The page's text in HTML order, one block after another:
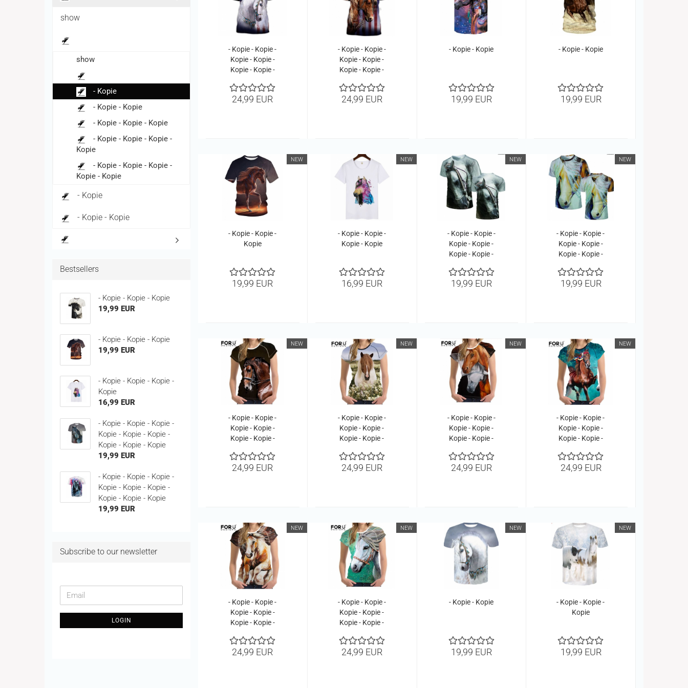
- Kopie - Kopie -
Kopie - Kopie -
Kopie - Kopie -
Kopie - Kopie
24,99 EUR
- Kopie - Kopie -
Kopie - Kopie -
Kopie - Kopie -
Kopie - Kopie -
Kopie
24,99 EUR
- Kopie - Kopie
19,99 EUR
- Kopie - Kopie
19,99 EUR
NEW
- Kopie - Kopie -
Kopie
19,99 EUR
NEW
- Kopie - Kopie -
Kopie - Kopie
16,99 EUR
NEW
- Kopie - Kopie -
Kopie - Kopie -
Kopie - Kopie -
Kopie - Kopie -
Kopie - Kopie -
19,99 EUR
NEW
- Kopie - Kopie -
Kopie - Kopie -
Kopie - Kopie -
Kopie - Kopie
19,99 EUR
NEW
- Kopie - Kopie -
Kopie - Kopie -
Kopie - Kopie -
Kopie - Kopie -
Kopie - Kopie -
24,99 EUR
NEW
- Kopie - Kopie -
Kopie - Kopie -
Kopie - Kopie -
Kopie - Kopie -
Kopie - Kopie
24,99 EUR
NEW
- Kopie - Kopie -
Kopie - Kopie -
Kopie - Kopie -
Kopie - Kopie -
Kopie - Kopie -
24,99 EUR
NEW
- Kopie - Kopie -
Kopie - Kopie -
Kopie - Kopie -
Kopie - Kopie -
Kopie - Kopie -
24,99 EUR
NEW
- Kopie - Kopie -
Kopie - Kopie -
Kopie - Kopie -
Kopie - Kopie -
Kopie - Kopie -
24,99 EUR
NEW
- Kopie - Kopie -
Kopie - Kopie -
Kopie - Kopie -
Kopie - Kopie -
Kopie - Kopie -
24,99 EUR
NEW
- Kopie - Kopie
19,99 EUR
NEW
- Kopie - Kopie -
Kopie
19,99 EUR
show
show
- Kopie
- Kopie - Kopie
- Kopie - Kopie - Kopie
- Kopie - Kopie - Kopie -
Kopie
- Kopie - Kopie - Kopie -
Kopie - Kopie
- Kopie
- Kopie - Kopie
Bestsellers
- Kopie - Kopie - Kopie
19,99 EUR
- Kopie - Kopie - Kopie
19,99 EUR
- Kopie - Kopie - Kopie -
Kopie
16,99 EUR
- Kopie - Kopie - Kopie -
Kopie - Kopie - Kopie -
Kopie - Kopie - Kopie
19,99 EUR
- Kopie - Kopie - Kopie -
Kopie - Kopie - Kopie -
Kopie - Kopie - Kopie
19,99 EUR
Subscribe to our newsletter
CONTINUE
TO
NEWSLETTER
SUBSCRIPTION
Email
LOGIN